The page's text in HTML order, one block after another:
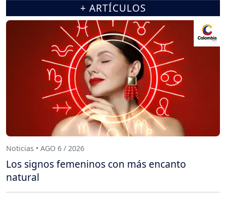
+ ARTÍCULOS
Noticias • AGO 6 / 2026
Los signos femeninos con más encanto
natural